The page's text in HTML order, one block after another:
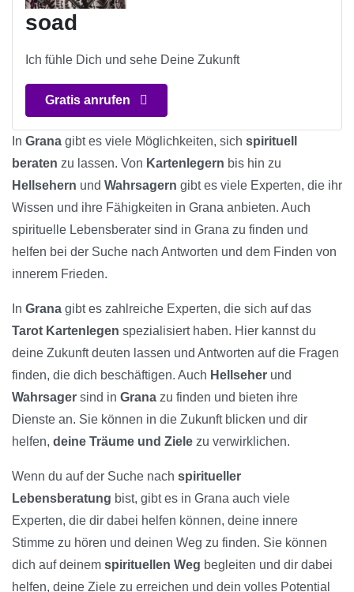
soad
Ich fühle Dich und sehe Deine Zukunft
Gratis anrufen
In Grana gibt es viele Möglichkeiten, sich spirituell
beraten zu lassen. Von Kartenlegern bis hin zu
Hellsehern und Wahrsagern gibt es viele Experten, die ihr
Wissen und ihre Fähigkeiten in Grana anbieten. Auch
spirituelle Lebensberater sind in Grana zu finden und
helfen bei der Suche nach Antworten und dem Finden von
innerem Frieden.
In Grana gibt es zahlreiche Experten, die sich auf das
Tarot Kartenlegen spezialisiert haben. Hier kannst du
deine Zukunft deuten lassen und Antworten auf die Fragen
finden, die dich beschäftigen. Auch Hellseher und
Wahrsager sind in Grana zu finden und bieten ihre
Dienste an. Sie können in die Zukunft blicken und dir
helfen, deine Träume und Ziele zu verwirklichen.
Wenn du auf der Suche nach spiritueller
Lebensberatung bist, gibt es in Grana auch viele
Experten, die dir dabei helfen können, deine innere
Stimme zu hören und deinen Weg zu finden. Sie können
dich auf deinem spirituellen Weg begleiten und dir dabei
helfen, deine Ziele zu erreichen und dein volles Potential